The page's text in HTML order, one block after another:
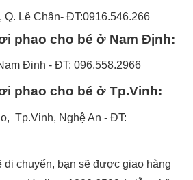
Q. Lê Chân- ĐT:0916.546.266
phao cho bé ở Nam Định:
Định - ĐT: 096.558.2966
phao cho bé ở Tp.Vinh:
Tp.Vinh, Nghệ An - ĐT:
di chuyển, bạn sẽ được giao hàng